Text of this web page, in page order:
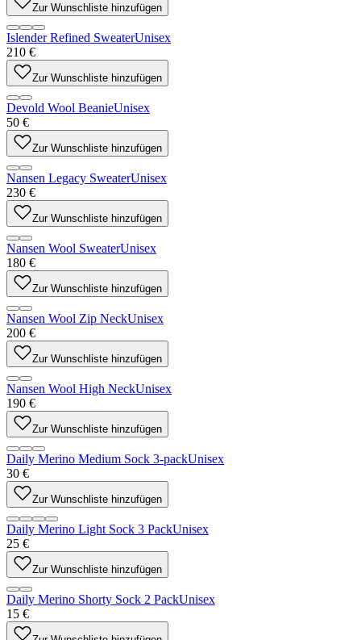
Zur Wunschliste hinzufügen
Islender Refined SweaterUnisex
210 €
Zur Wunschliste hinzufügen
Devold Wool BeanieUnisex
50 €
Zur Wunschliste hinzufügen
Nansen Legacy SweaterUnisex
230 €
Zur Wunschliste hinzufügen
Nansen Wool SweaterUnisex
180 €
Zur Wunschliste hinzufügen
Nansen Wool Zip NeckUnisex
200 €
Zur Wunschliste hinzufügen
Nansen Wool High NeckUnisex
190 €
Zur Wunschliste hinzufügen
Daily Merino Medium Sock 3-packUnisex
30 €
Zur Wunschliste hinzufügen
Daily Merino Light Sock 3 PackUnisex
25 €
Zur Wunschliste hinzufügen
Daily Merino Shorty Sock 2 PackUnisex
15 €